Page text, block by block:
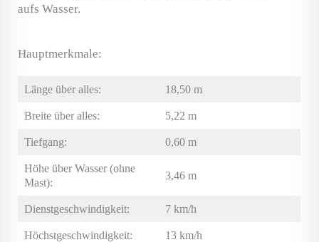
aufs Wasser.
Hauptmerkmale:
Länge über alles: 18,50 m
Breite über alles: 5,22 m
Tiefgang: 0,60 m
Höhe über Wasser (ohne
Mast):
3,46 m
Dienstgeschwindigkeit: 7 km/h
Höchstgeschwindigkeit: 13 km/h